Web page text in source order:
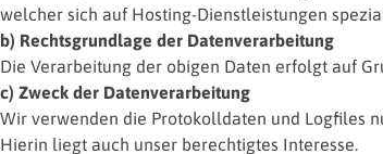
welcher sich auf Hosting-Dienstleistungen
b) Rechtsgrundlage der Datenverarbeitung
Die Verarbeitung der obigen Daten erfolgt auf
c) Zweck der Datenverarbeitung
Wir verwenden die Protokolldaten und Logfiles
Hierin liegt auch unser berechtigtes Interesse.